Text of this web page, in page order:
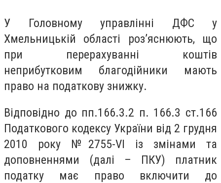
У Головному управлінні ДФС у
Хмельницькій області роз’яснюють, що
при перерахуванні коштів
неприбутковим благодійники мають
право на податкову знижку.
Відповідно до пп.166.3.2 п. 166.3 ст.166
Податкового кодексу України від 2 грудня
2010 року №2755-VI із змінами та
доповненнями (далі – ПКУ) платник
податку має право включити до